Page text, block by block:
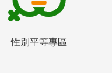
性別平等專區